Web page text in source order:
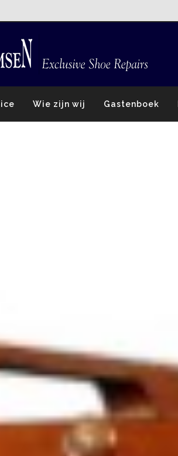
Wie zijn wij Gastenboek